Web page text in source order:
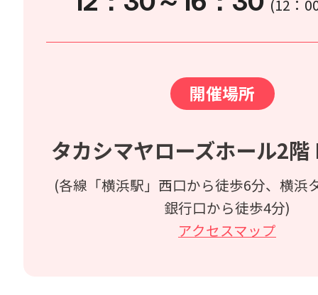
(12：
開催場所
タカシマヤローズホール2
(各線「横浜駅」西口から徒歩6分、横浜
銀行口から徒歩4分)
アクセスマップ